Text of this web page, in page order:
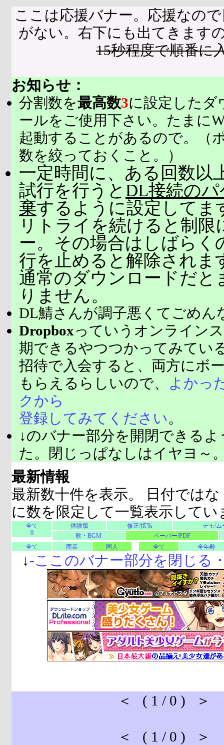
ここは応援バナー。応援なの
がない。右下にも出てきます
15秒程度で順番に
お知らせ：
分割数を最高数3に設定したダ
ールをご使用下さい。たまに
起動することがあるので。（
数を絞っておくこと。）
一定時間に、ある回数以
試行を行うと DL接続の
棄するように設定してま
リトライを続けると制限
ー。その場合はしばらく
行を止めると解除されま
通常のダウンロードだと
りません。
DL鯖さんが調子悪くてごめん
Dropboxっていうオンライン
期できるやつつかってみてい
招待で入会すると、両方にボ
もらえるらしいので、
よかっ
クから
登録してみてください。
↓のバナー部分を開閉できる
た。閉じっぱなしはイヤヨ～
最新情報
最新数十件を表示。 日付では
に数を限定して一覧表示してい
全て
0
体験版 修正/拡張
デモ/ム
歌・BGM
ペーパー/PDF
全て
商業 同人 全て 全年齢
↓-ここのバナー部分を閉じる
＜ ( 1 / 0 ) ＞
＜ ( 1 / 0 ) ＞